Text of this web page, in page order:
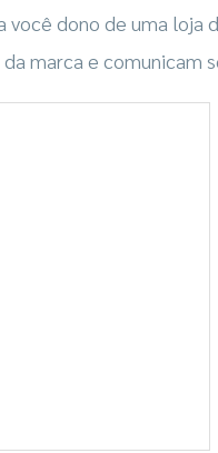
dono de uma
marca e